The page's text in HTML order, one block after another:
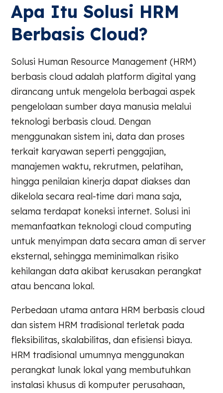
Apa Itu Solusi HRM
Berbasis Cloud?
Solusi Human Resource Management (HRM)
berbasis cloud adalah platform digital yang
dirancang untuk mengelola berbagai aspek
pengelolaan sumber daya manusia melalui
teknologi berbasis cloud. Dengan
menggunakan sistem ini, data dan proses
terkait karyawan seperti penggajian,
manajemen waktu, rekrutmen, pelatihan,
hingga penilaian kinerja dapat diakses dan
dikelola secara real-time dari mana saja,
selama terdapat koneksi internet. Solusi ini
memanfaatkan teknologi cloud computing
untuk menyimpan data secara aman di server
eksternal, sehingga meminimalkan risiko
kehilangan data akibat kerusakan perangkat
atau bencana lokal.
Perbedaan utama antara HRM berbasis cloud
dan sistem HRM tradisional terletak pada
fleksibilitas, skalabilitas, dan efisiensi biaya.
HRM tradisional umumnya menggunakan
perangkat lunak lokal yang membutuhkan
instalasi khusus di komputer perusahaan,